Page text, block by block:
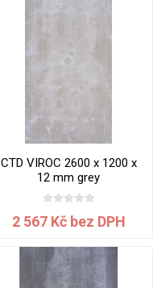
CTD VIROC 2600 x 1200 x
12 mm grey
2 567 Kč bez DPH